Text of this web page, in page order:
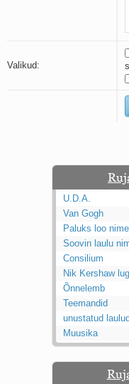
Valikud:
U.D.A.
Van Gogh
Paluks loo nime
Soovin laulu
Consilium
Nik Kershaw
Õnnelemb
Teemandid
unustatud laulud
Muusika